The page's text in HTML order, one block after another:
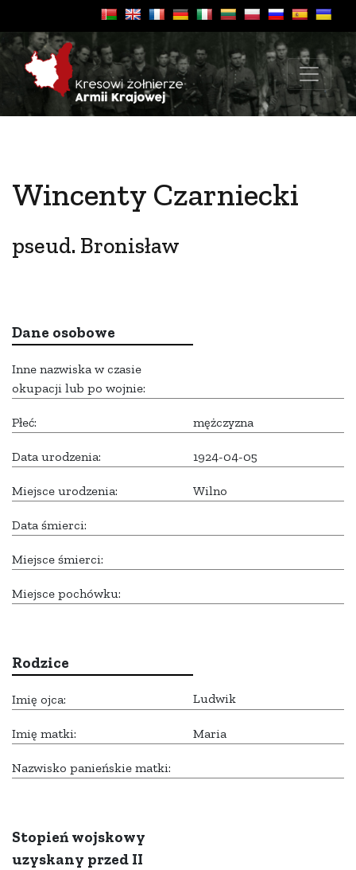
Wincenty Czarniecki
pseud. Bronisław
Dane osobowe
Inne nazwiska w czasie
okupacji lub po wojnie:
Płeć: mężczyzna
Data urodzenia: 1924-04-05
Miejsce urodzenia: Wilno
Data śmierci:
Miejsce śmierci:
Miejsce pochówku:
Rodzice
Imię ojca: Ludwik
Imię matki: Maria
Nazwisko panieńskie matki:
Stopień wojskowy
uzyskany przed II